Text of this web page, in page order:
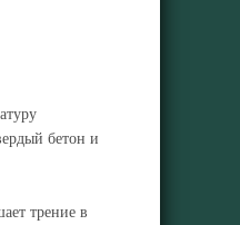
бетон и
трение в